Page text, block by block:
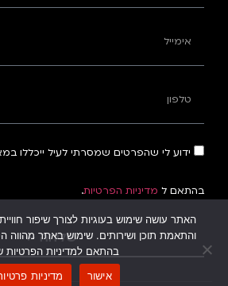
ידוע לי שהפרטים שמסרתי לעיל ייכללו
בהתאם ל מדיניות הפרטיות.
שליחה ←
האתר עושה שימוש בעוגיות לצורך שיפור
והתאמת תוכן ושירותים. שימוש באתר מהווה
בהתאם למדיניות הפרטיות
אישור
מדיניות